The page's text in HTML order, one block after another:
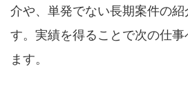
介や、単発でない長期案件の紹
す。実績を得ることで次の仕事
ます。